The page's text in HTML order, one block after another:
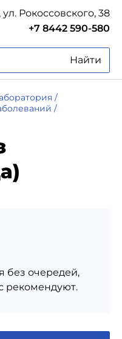
Рокоссовского, 38
+7 8442 590-580
Найти
/
/
без очередей,
рекомендуют.